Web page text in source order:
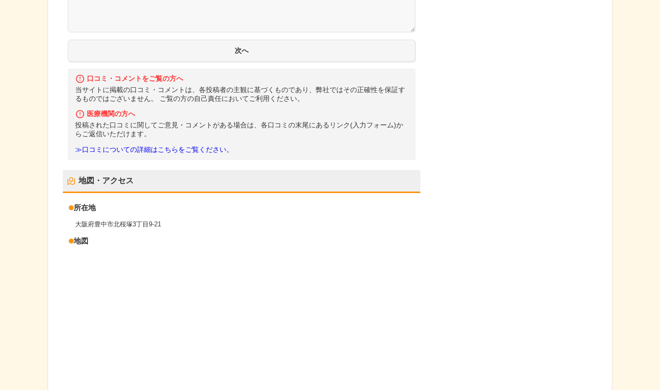
口コミ・コメントをご覧の方へ
当サイトに掲載の口コミ・コメントは、各投稿者の主観に基づくものであり、弊社ではその正確性を保証す
るものではございません。 ご覧の方の自己責任においてご利用ください。
医療機関の方へ
投稿された口コミに関してご意見・コメントがある場合は、各口コミの末尾にあるリンク(入力フォーム)か
らご返信いただけます。
≫口コミについての詳細はこちらをご覧ください。
地図・アクセス
所在地
大阪府豊中市北桜塚3丁目9-21
地図